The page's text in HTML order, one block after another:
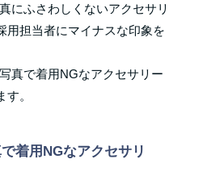
にふさわしくないアクセサリ
用担当者にマイナスな印象を
真で着用NGなアクセサリー
。
着用NGなアクセサリ